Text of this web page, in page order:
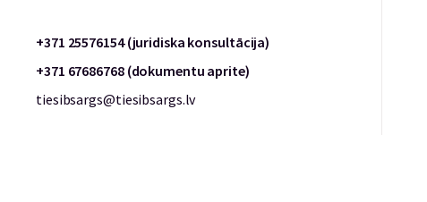
+371 25576154 (juridiska konsultācija)
+371 67686768 (dokumentu aprite)
tiesibsargs@tiesibsargs.lv